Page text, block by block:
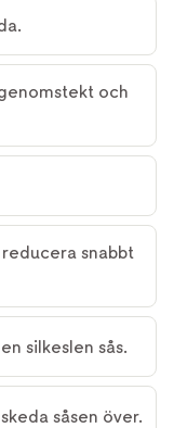
och
snabbt
silkeslen sås.
såsen över.